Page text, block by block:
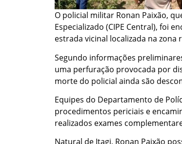
O policial militar Ronan Paixão,
Especializado (CIPE Central), foi
estrada vicinal localizada na
Segundo informações
uma perfuração provocada por
morte do policial ainda são
Equipes do Departamento de
procedimentos periciais e
realizados exames
Natural de Itagi, Ronan Paixão